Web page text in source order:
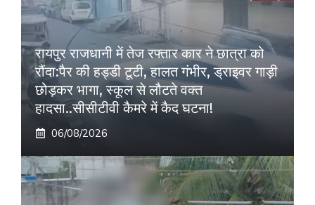
रायपुर राजधानी में तेज रफ्तार कार ने छात्रा को
रौंदा:पैर की हड्डी टूटी, हालत गंभीर, ड्राइवर गाड़ी
छोड़कर भागा, स्कूल से लौटते वक्त
हादसा..सीसीटीवी कैमरे में कैद घटना!
06/08/2026